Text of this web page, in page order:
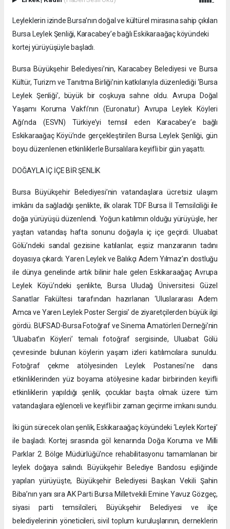
Leyleklerin izinde Bursa’nın doğal ve kültürel mirasına sahip çıkılan
Bursa Leylek Şenliği, Karacabey’e bağlı Eskikaraağaç köyündeki
kortej yürüyüşüyle başladı.
Bursa Büyükşehir Belediyesi’nin, Karacabey Belediyesi ve Bursa
Kültür, Turizm ve Tanıtma Birliği’nin katkılarıyla düzenlediği ‘Bursa
Leylek Şenliği’, büyük bir coşkuya sahne oldu. Avrupa Doğal
Yaşamı Koruma Vakfı’nın (Euronatur) Avrupa Leylek Köyleri
Ağı’nda (ESVN) Türkiye’yi temsil eden Karacabey’e bağlı
Eskikaraağaç Köyü’nde gerçekleştirilen Bursa Leylek Şenliği, gün
boyu düzenlenen etkinliklerle Bursalılara keyifli bir gün yaşattı.
DOĞAYLA İÇ İÇE BİR ŞENLİK
Bursa Büyükşehir Belediyesi’nin vatandaşlara ücretsiz ulaşım
imkânı da sağladığı şenlikte, ilk olarak TDF Bursa İl Temsilciliği ile
doğa yürüyüşü düzenlendi. Yoğun katılımın olduğu yürüyüşle, her
yaştan vatandaş hafta sonunu doğayla iç içe geçirdi. Uluabat
Gölü’ndeki sandal gezisine katılanlar, eşsiz manzaranın tadını
doyasıya çıkardı. Yaren Leylek ve Balıkçı Adem Yılmaz’ın dostluğu
ile dünya genelinde artık bilinir hale gelen Eskikaraağaç Avrupa
Leylek Köyü’ndeki şenlikte, Bursa Uludağ Üniversitesi Güzel
Sanatlar Fakültesi tarafından hazırlanan ‘Uluslararası Adem
Amca ve Yaren Leylek Poster Sergisi’ de ziyaretçilerden büyük ilgi
gördü. BUFSAD-Bursa Fotoğraf ve Sinema Amatörleri Derneği’nin
‘Uluabat’ın Köyleri’ temalı fotoğraf sergisinde, Uluabat Gölü
çevresinde bulunan köylerin yaşam izleri katılımcılara sunuldu.
Fotoğraf çekme atölyesinden Leylek Postanesi’ne dans
etkinliklerinden yüz boyama atölyesine kadar birbirinden keyifli
etkinliklerin yapıldığı şenlik, çocuklar başta olmak üzere tüm
vatandaşlara eğlenceli ve keyifli bir zaman geçirme imkanı sundu.
İki gün sürecek olan şenlik, Eskikaraağaç köyündeki ‘Leylek Korteji’
ile başladı. Kortej sırasında göl kenarında Doğa Koruma ve Milli
Parklar 2. Bölge Müdürlüğü'nce rehabilitasyonu tamamlanan bir
leylek doğaya salındı. Büyükşehir Belediye Bandosu eşliğinde
yapılan yürüyüşte, Büyükşehir Belediyesi Başkan Vekili Şahin
Biba’nın yanı sıra AK Parti Bursa Milletvekili Emine Yavuz Gözgeç,
siyasi parti temsilcileri, Büyükşehir Belediyesi ve ilçe
belediyelerinin yöneticileri, sivil toplum kuruluşlarının, derneklerin